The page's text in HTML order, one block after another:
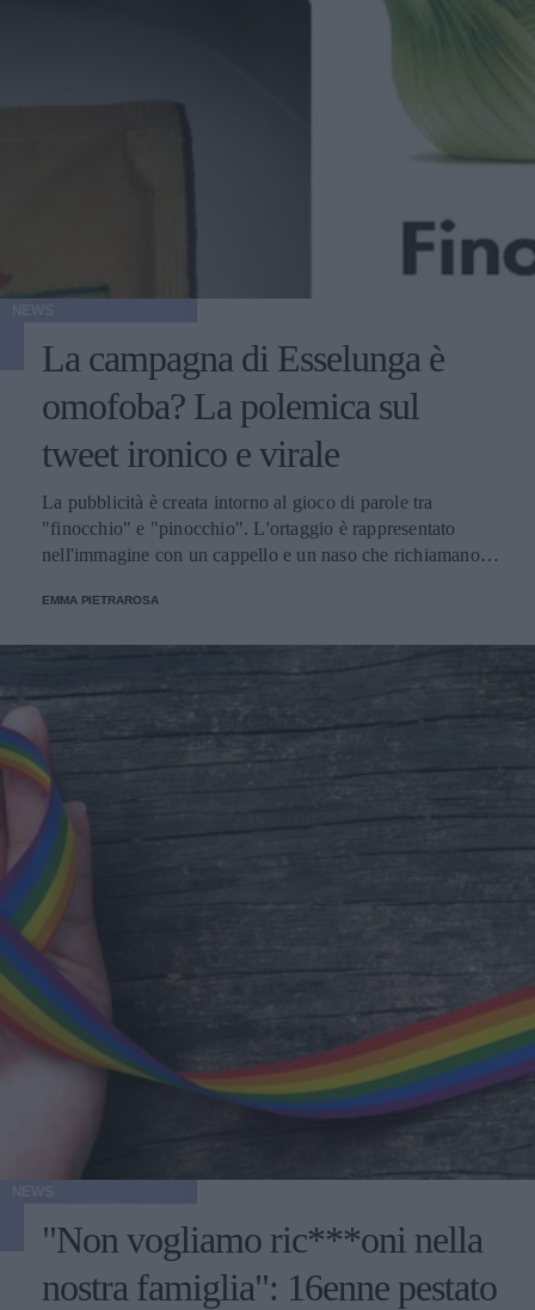
La campagna di Esselunga è
omofoba? La polemica sul
tweet ironico e virale
La pubblicità è creata intorno al gioco di parole tra
"finocchio" e "pinocchio". L'ortaggio è rappresentato
nell'immagine con un cappello e un naso che richiamano
penna di Carlo Collodi.
EMMA PIETRAROSA
"Non vogliamo ric***oni nella
nostra famiglia": 16enne pestato